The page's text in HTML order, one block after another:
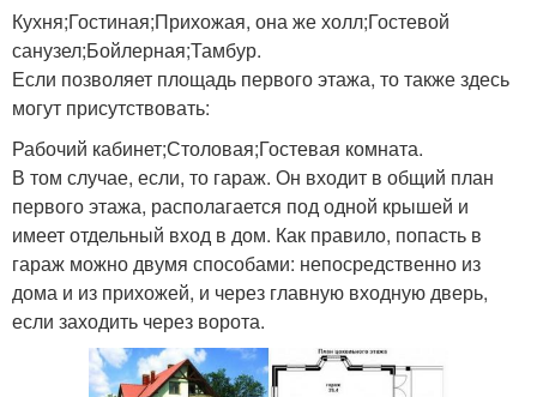
Кухня;Гостиная;Прихожая, она же холл;Гостевой
санузел;Бойлерная;Тамбур.
Если позволяет площадь первого этажа, то также здесь
могут присутствовать:
Рабочий кабинет;Столовая;Гостевая комната.
В том случае, если, то гараж. Он входит в общий план
первого этажа, располагается под одной крышей и
имеет отдельный вход в дом. Как правило, попасть в
гараж можно двумя способами: непосредственно из
дома и из прихожей, и через главную входную дверь,
если заходить через ворота.